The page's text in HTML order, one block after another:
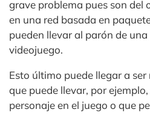
grave problema pues son del
en una red basada en
pueden llevar al parón de
videojuego.
Esto último puede llegar a
que puede llevar, por
personaje en el juego o que